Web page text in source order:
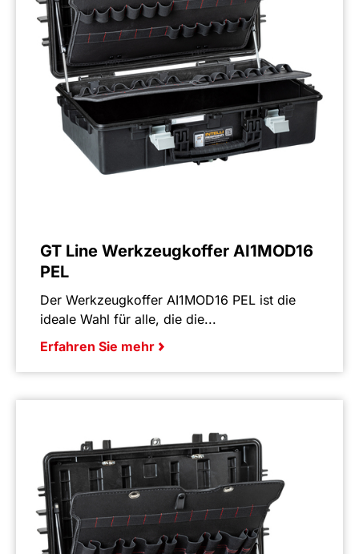
GT Line Werkzeugkoffer AI1MOD16
PEL
Der Werkzeugkoffer AI1MOD16 PEL ist die
ideale Wahl für alle, die die...
Erfahren Sie mehr